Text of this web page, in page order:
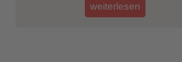
weiterlesen